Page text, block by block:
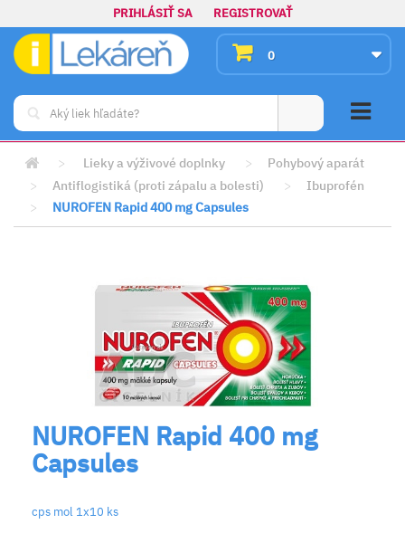
PRIHLÁSIŤ SA REGISTROVAŤ
0
> Lieky a výživové doplnky >
Pohybový aparát
>
Antiflogistiká (proti zápalu a bolesti) >
Ibuprofén
>
NUROFEN Rapid 400 mg Capsules
NUROFEN Rapid 400 mg
Capsules
cps mol 1x10 ks